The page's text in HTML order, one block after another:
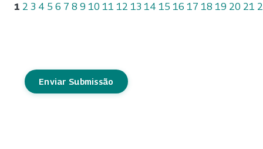
1 2 3 4 5 6 7 8 9 10 11 12 13 14 15 16 17 18 19 20 21
Enviar Submissão